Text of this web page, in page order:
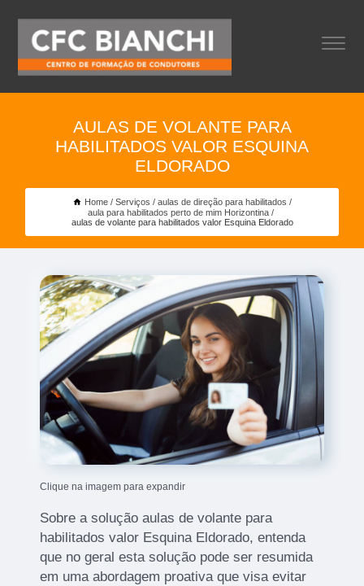
AULAS DE VOLANTE PARA
HABILITADOS VALOR ESQUINA
ELDORADO
Home Serviços
aulas de direção para habilitados
aula para habilitados perto de mim Horizontina
aulas de volante para habilitados valor Esquina Eldorado
Clique na imagem para expandir
Sobre a solução aulas de volante para
habilitados valor Esquina Eldorado, entenda
que no geral esta solução pode ser resumida
em uma abordagem proativa que visa evitar